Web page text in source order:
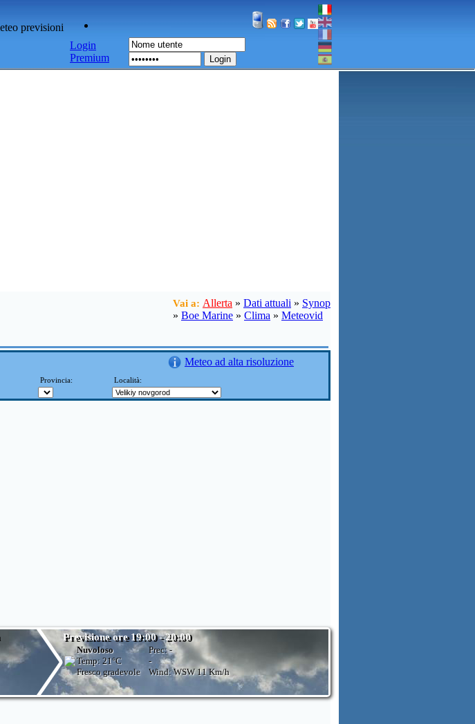
Login
Premium
Login
Vai a: Allerta » Dati attuali » Synop
» Boe Marine » Clima » Meteovid
Meteo ad alta risoluzione
Provincia: Località:
Previsione ore 19:00 - 20:00
Nuvoloso
Temp: 21°C
Fresco gradevole
Prec:-
-
Wind: WSW11 Km/h